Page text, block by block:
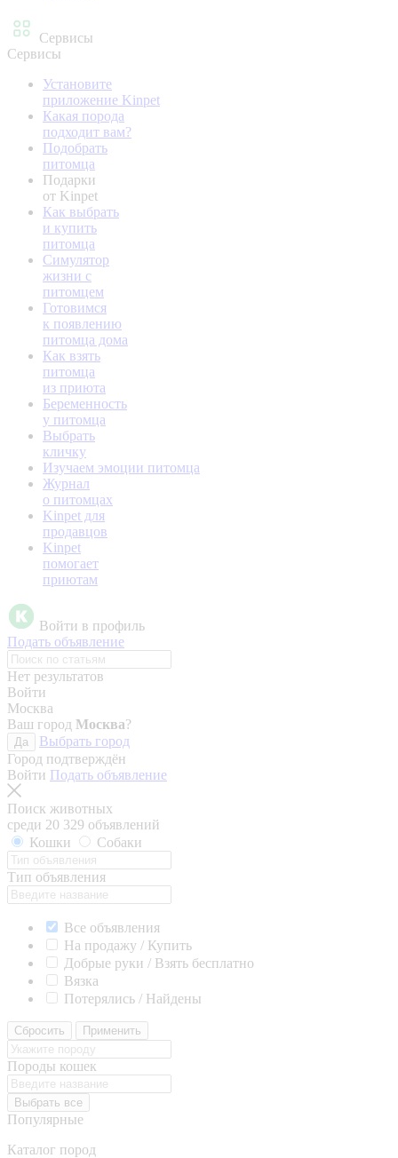
Сервисы
Сервисы
Установите
приложение Kinpet
Какая порода
подходит вам?
Подобрать
питомца
Подарки
от Kinpet
Как выбрать
и купить
питомца
Симулятор
жизни с
питомцем
Готовимся
к появлению
питомца дома
Как взять
питомца
из приюта
Беременность
у питомца
Выбрать
кличку
Изучаем эмоции питомца
Журнал
о питомцах
Kinpet для
продавцов
Kinpet
помогает
приютам
Войти в профиль
Подать объявление
Нет результатов
Войти
Москва
Ваш город Москва?
Да
Выбрать город
Город подтверждён
Войти Подать объявление
Поиск животных
среди 20 329 объявлений
Кошки
Собаки
Тип объявления
Все объявления
На продажу / Купить
Добрые руки / Взять бесплатно
Вязка
Потерялись / Найдены
Сбросить Применить
Породы кошек
Выбрать все
Популярные
Каталог пород